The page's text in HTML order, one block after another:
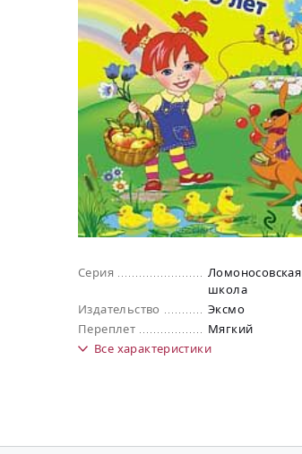
Серия
Ломоносовская
школа
Издательство
Эксмо
Переплет
Мягкий
Все характеристики